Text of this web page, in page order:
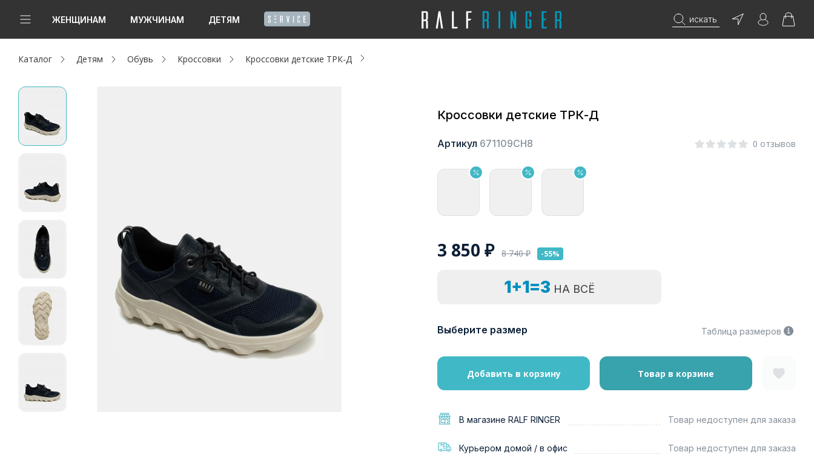
ЖЕНЩИНАМ МУЖЧИНАМ ДЕТЯМ искать
Новинки
Женщинам
Мужчинам
Капсула
Акции / Новости
Адреса магазинов
Каталог Детям Обувь Кроссовки Кроссовки детские ТРК-Д
Кроссовки детские ТРК-Д
Артикул 671109СН8 0 отзывов
3 850 ₽ 8 740₽ -55%
1+1=3 НА ВСЁ
Выберите размер Таблица размеров
Добавить в корзину Товар в корзине
В магазине RALF RINGER Товар недоступен для заказа
Курьером домой / в офис Товар недоступен для заказа